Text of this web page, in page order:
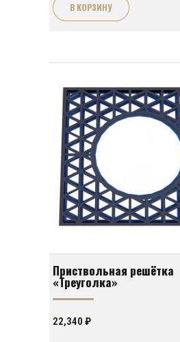
В КОРЗИНУ
Приствольная решётка
«Треуголка»
22,340 ₽